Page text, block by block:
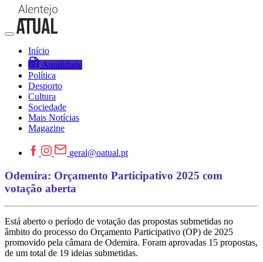
Início
Atualidade
Política
Desporto
Cultura
Sociedade
Mais Notícias
Magazine
geral@oatual.pt
Odemira: Orçamento Participativo 2025 com
votação aberta
Está aberto o período de votação das propostas submetidas no
âmbito do processo do Orçamento Participativo (OP) de 2025
promovido pela câmara de Odemira. Foram aprovadas 15 propostas,
de um total de 19 ideias submetidas.